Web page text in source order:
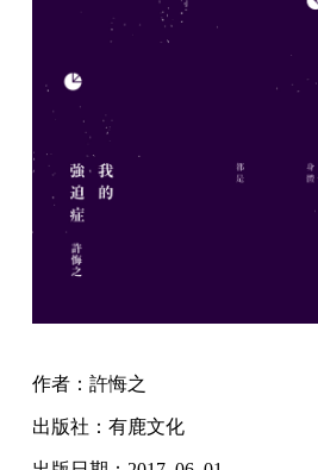
作者：許悔之
出版社：有鹿文化